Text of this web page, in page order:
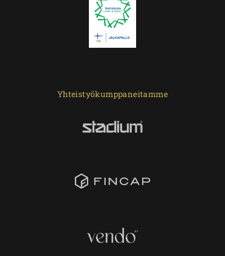
Yhteistyökumppaneitamme